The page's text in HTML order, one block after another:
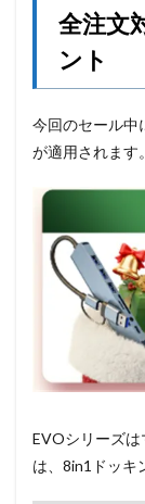
全注文
ント
今回のセール中
が適用されます。
EVOシリーズ
は、8in1ドッキ